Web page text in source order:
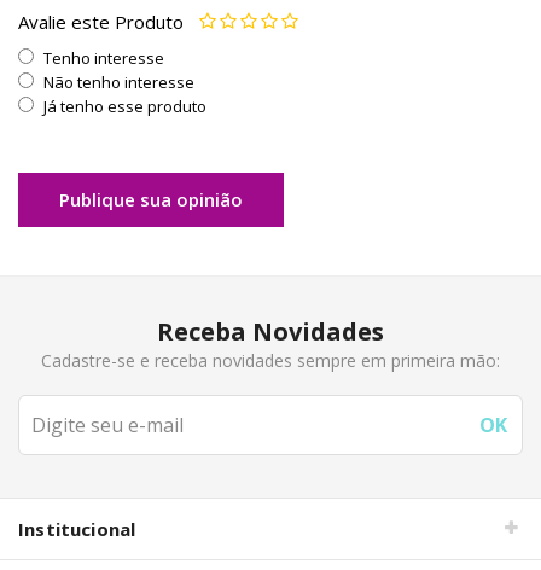
Avalie este Produto
Tenho interesse
Não tenho interesse
Já tenho esse produto
Publique sua opinião
Receba Novidades
Cadastre-se e receba novidades sempre em primeira mão:
Institucional